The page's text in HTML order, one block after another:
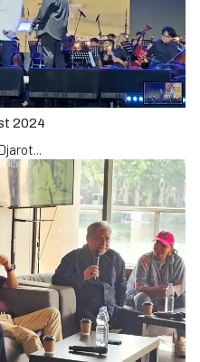
2024
...